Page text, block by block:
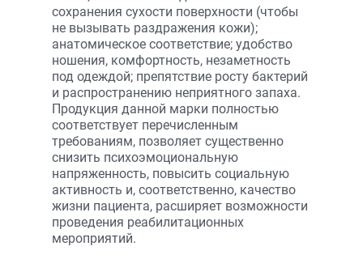
сохранения сухости поверхности (чтобы
не вызывать раздражения кожи);
анатомическое соответствие; удобство
ношения, комфортность, незаметность
под одеждой; препятствие росту бактерий
и распространению неприятного запаха.
Продукция данной марки полностью
соответствует перечисленным
требованиям, позволяет существенно
снизить психоэмоциональную
напряженность, повысить социальную
активность и, соответственно, качество
жизни пациента, расширяет возможности
проведения реабилитационных
мероприятий.